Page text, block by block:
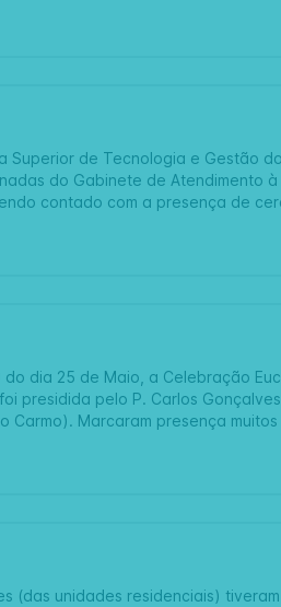
Superior de Tecnologia e Gestão
do Gabinete de Atendimento
contado com a presença de
dia 25 de Maio, a Celebração
presidida pelo P. Carlos
Marcaram presença
(das unidades residenciais)